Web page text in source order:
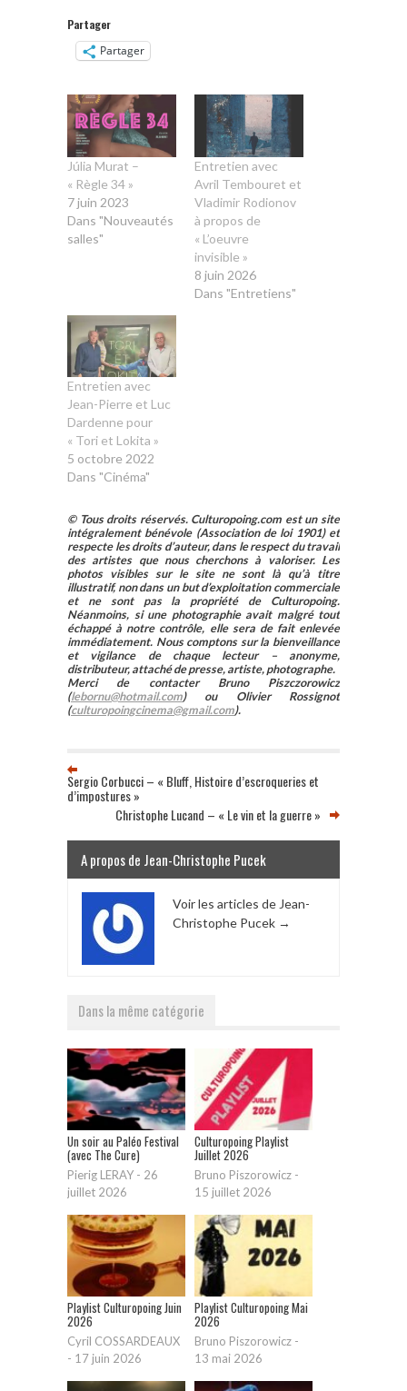
Partager
Partager
Júlia Murat –
« Règle 34 »
7 juin 2023
Dans "Nouveautés
salles"
Entretien avec
Avril Tembouret et
Vladimir Rodionov
à propos de
« L’oeuvre
invisible »
8 juin 2026
Dans "Entretiens"
Entretien avec
Jean-Pierre et Luc
Dardenne pour
« Tori et Lokita »
5 octobre 2022
Dans "Cinéma"
© Tous droits réservés. Culturopoing.com est un site
intégralement bénévole (Association de loi 1901) et
respecte les droits d’auteur, dans le respect du travail
des artistes que nous cherchons à valoriser. Les
photos visibles sur le site ne sont là qu’à titre
illustratif, non dans un but d’exploitation commerciale
et ne sont pas la propriété de Culturopoing.
Néanmoins, si une photographie avait malgré tout
échappé à notre contrôle, elle sera de fait enlevée
immédiatement. Nous comptons sur la bienveillance
et vigilance de chaque lecteur – anonyme,
distributeur, attaché de presse, artiste, photographe.
Merci de contacter Bruno Piszczorowicz
(lebornu@hotmail.com) ou Olivier Rossignot
(culturopoingcinema@gmail.com).
Sergio Corbucci – « Bluff, Histoire d’escroqueries et
d’impostures »
Christophe Lucand – « Le vin et la guerre »
A propos de Jean-Christophe Pucek
Voir les articles de Jean-
Christophe Pucek →
Dans la même catégorie
Un soir au Paléo Festival
(avec The Cure)
Pierig LERAY - 26
juillet 2026
Culturopoing Playlist
Juillet 2026
Bruno Piszorowicz -
15 juillet 2026
Playlist Culturopoing Juin
2026
Cyril COSSARDEAUX
- 17 juin 2026
Playlist Culturopoing Mai
2026
Bruno Piszorowicz -
13 mai 2026